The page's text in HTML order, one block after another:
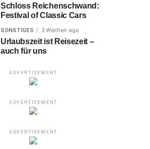
Schloss Reichenschwand:
Festival of Classic Cars
SONSTIGES 3 Wochen ago
Urlaubszeit ist Reisezeit –
auch für uns
ADVERTISEMENT
ADVERTISEMENT
ADVERTISEMENT